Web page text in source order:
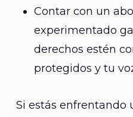
Contar con un
experimentado
derechos estén
protegidos y tu
Si estás enfrentando